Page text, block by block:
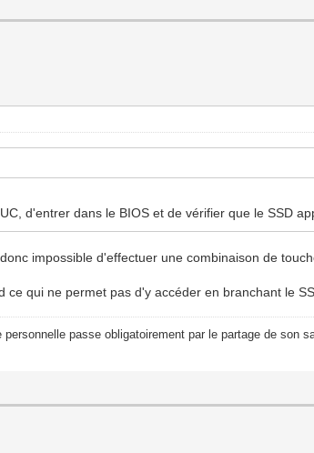
d'entrer dans le BIOS et de vérifier que le SSD
impossible d'effectuer une combinaison de
qui ne permet pas d'y accéder en branchant le
passe obligatoirement par le partage de son